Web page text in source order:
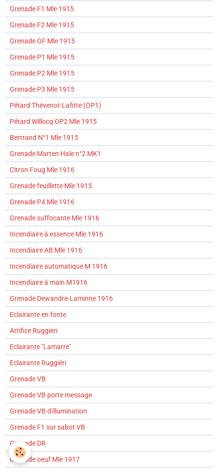
Grenade F1 Mle 1915
Grenade F2 Mle 1915
Grenade OF Mle 1915
Grenade P1 Mle 1915
Grenade P2 Mle 1915
Grenade P3 Mle 1915
Pétard Thévenot-Lafitte (OP1)
Pétard Willocq OP2 Mle 1915
Bertrand N°1 Mle 1915
Grenade Marten Hale n°2 MK1
Citron Foug Mle 1916
Grenade feuillette Mle 1915
Grenade P4 Mle 1916
Grenade suffocante Mle 1916
Incendiaire à essence Mle 1916
Incendiaire AB Mle 1916
Incendiaire automatique M 1916
Incendiaire à main M1916
Grenade Dewandre-Laminne 1916
Eclairante en fonte
Artifice Ruggieri
Eclairante "Lamarre"
Eclairante Ruggiéri
Grenade VB
Grenade VB porte message
Grenade VB d'illumination
Grenade F1 sur sabot VB
Grenade DR
Grenade oeuf Mle 1917